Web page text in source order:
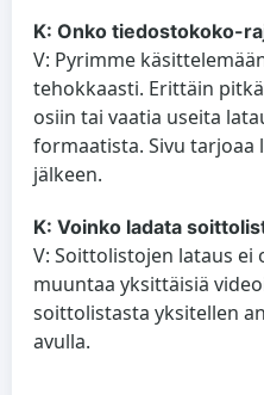
K: Onko tiedostokoko-
V: Pyrimme
tehokkaasti. Erittäin
osiin tai vaatia useita
formaatista. Sivu
jälkeen.
K: Voinko ladata
V: Soittolistojen lataus
muuntaa yksittäisiä
soittolistasta yksitellen
avulla.